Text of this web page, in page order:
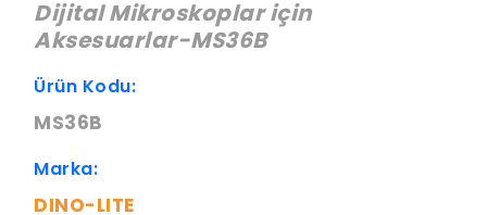
Dijital Mikroskoplar için
Aksesuarlar-MS36B
Ürün Kodu:
MS36B
Marka:
DINO-LITE